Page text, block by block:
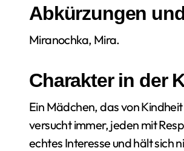
Abkürzungen
Miranochka, Mira.
Charakter in der
Ein Mädchen, das von
versucht immer, jeden mit
echtes Interesse und hält sich